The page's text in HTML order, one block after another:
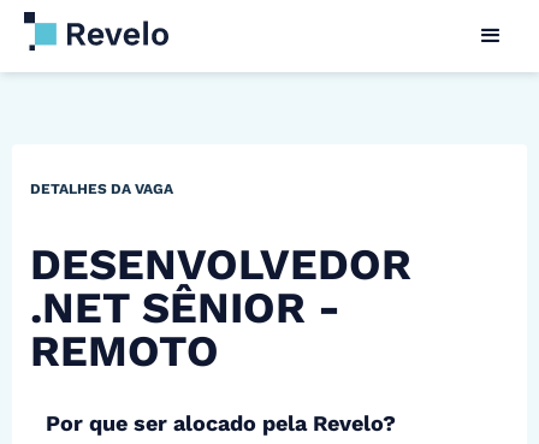
DETALHES DA VAGA
DESENVOLVEDOR
.NET SÊNIOR -
REMOTO
Por que ser alocado pela Revelo?